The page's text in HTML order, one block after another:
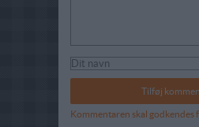
Kommentaren skal godkendes